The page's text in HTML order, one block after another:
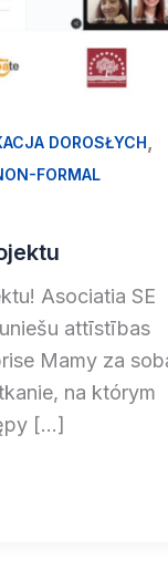
DOROSŁYCH,
FORMAL
Asociatia SE
attīstības
Mamy za
na którym
[…]